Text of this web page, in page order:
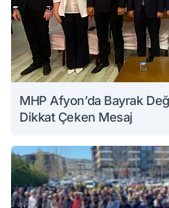
MHP Afyon’da Bayrak
Dikkat Çeken Mesaj